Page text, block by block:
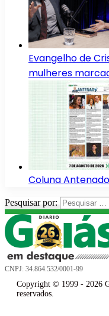
Evangelho de
mulheres
Coluna
Pesquisar por:
CNPJ: 34.864.532/0001-99
Copyright © 1999 - 2026
reservados.